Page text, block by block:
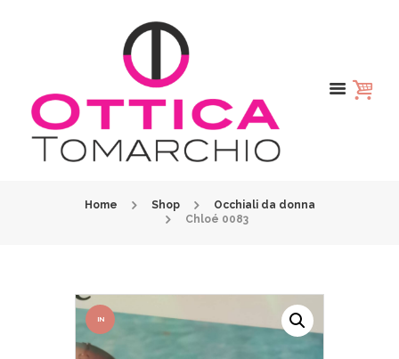
Home Shop
Occhiali da donna
Chloé 0083
IN
OFFER